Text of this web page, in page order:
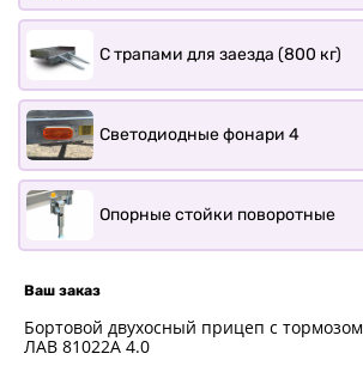
С трапами для заезда (800 кг)
Светодиодные фонари 4
Опорные стойки поворотные
Ваш заказ
Бортовой двухосный прицеп с тормозом
ЛАВ 81022A 4.0